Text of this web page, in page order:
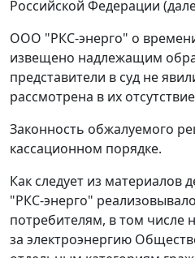
Российской Федерации
ООО "РКС-энерго" о
извещено надлежащим
представители в суд не
рассмотрена в их
Законность обжалуемого
кассационном порядке.
Как следует из материалов
"РКС-энерго"
потребителям, в том числе
за электроэнергию